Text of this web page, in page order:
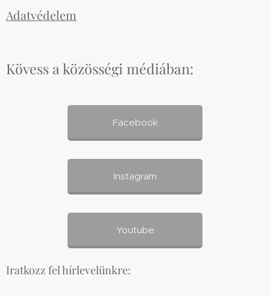
Adatvédelem
Kövess a közösségi médiában:
Facebook
Instagram
Youtube
Iratkozz fel hírlevelünkre: